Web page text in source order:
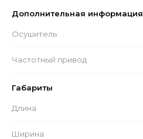
Дополнительная информация
Осушитель
Частотный привод
Габариты
Длина
Ширина